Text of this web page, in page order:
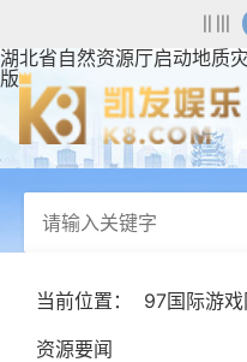
湖北省自然资源厅启动地质
版
当前位置： 97国际游
资源要闻